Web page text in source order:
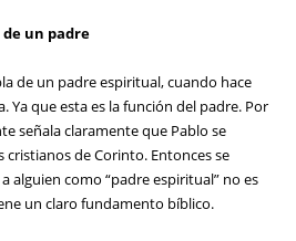
de un padre
de un padre espiritual, cuando hace
Ya que esta es la función del padre. Por
señala claramente que Pablo se
de Corinto. Entonces se
alguien como “padre espiritual” no es
un claro fundamento bíblico.